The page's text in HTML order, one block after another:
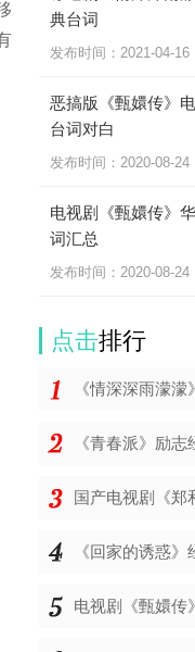
典台词
发布时间： 2021-04-16
恶搞版《甄嬛传》
台词对白
发布时间： 2020-08-24
电视剧《甄嬛传》
词汇总
发布时间： 2020-08-24
点击排行
《情深深雨濛
《青春派》励志
《回家的诱惑》